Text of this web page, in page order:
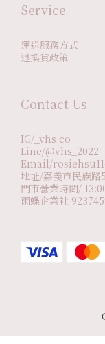
Service
運送服務方式
退換貨政策
Contact Us
IG/_vhs.co
Line/@vhs_2022
Email/
地址/嘉義市民族路
門市營業時間/
雨蝶企業社